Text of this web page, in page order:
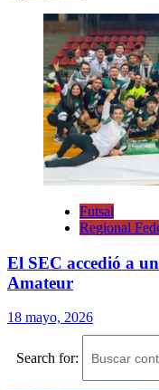
Futsal
Regional
El SEC accedió a
Amateur
18 mayo, 2026
Search for: